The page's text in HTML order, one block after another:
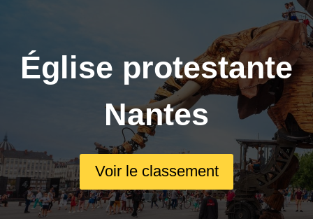
Église protestante
Nantes
Voir le classement